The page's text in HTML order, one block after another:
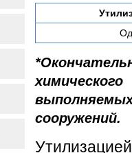
сооружений.